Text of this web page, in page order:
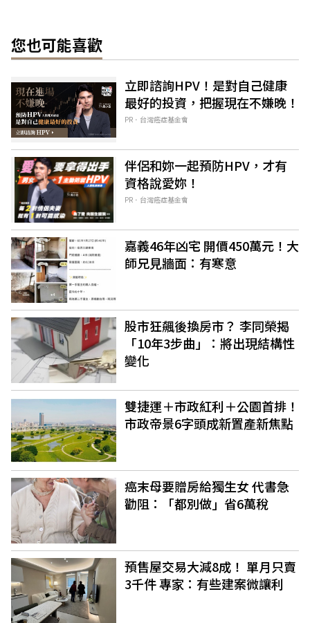
您也可能喜歡
立即諮詢HPV！是對自己健康
最好的投資，把握現在不嫌晚！
PR．台灣癌症基金會
伴侶和妳一起預防HPV，才有
資格說愛妳！
PR．台灣癌症基金會
嘉義46年凶宅 開價450萬元！大
師兄見牆面：有寒意
股市狂飆後換房市？ 李同榮揭
「10年3步曲」：將出現結構性
變化
雙捷運＋市政紅利＋公園首排！
市政帝景6字頭成新置產新焦點
癌末母要贈房給獨生女 代書急
勸阻：「都別做」省6萬稅
預售屋交易大減8成！ 單月只賣
3千件 專家：有些建案微讓利